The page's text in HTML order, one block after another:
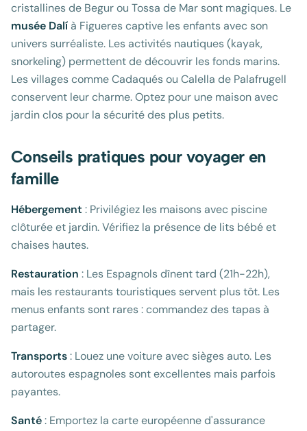
cristallines de Begur ou Tossa de Mar sont magiques. Le
musée Dalíà Figueres captive les enfants avec son
univers surréaliste. Les activités nautiques (kayak,
snorkeling) permettent de découvrir les fonds marins.
Les villages comme Cadaqués ou Calella de Palafrugell
conservent leur charme. Optez pour une maison avec
jardin clos pour la sécurité des plus petits.
Conseils pratiques pour voyager en
famille
Hébergement : Privilégiez les maisons avec piscine
clôturée et jardin. Vérifiez la présence de lits bébé et
chaises hautes.
Restauration : Les Espagnols dînent tard (21h-22h),
mais les restaurants touristiques servent plus tôt. Les
menus enfants sont rares : commandez des tapas à
partager.
Transports: Louez une voiture avec sièges auto. Les
autoroutes espagnoles sont excellentes mais parfois
payantes.
Santé: Emportez la carte européenne d'assurance